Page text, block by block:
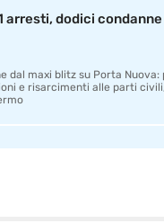
arresti, dodici
dal maxi blitz su Porta Nuova:
e risarcimenti alle parti